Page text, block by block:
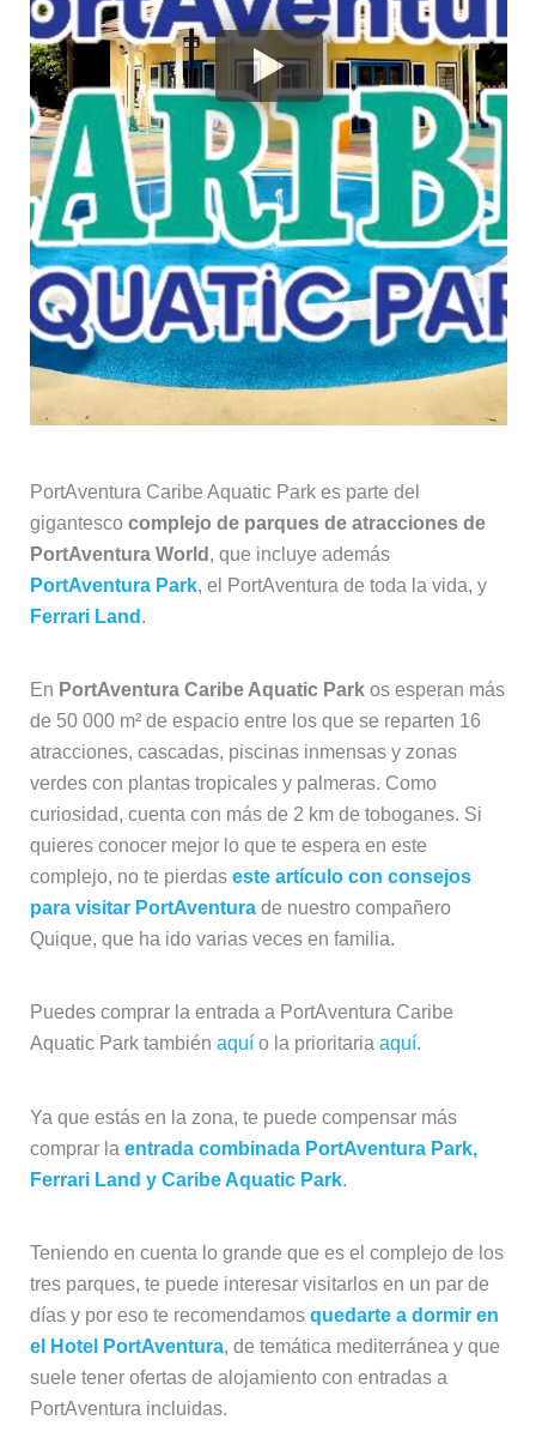
PortAventura Caribe Aquatic Park es parte del
gigantesco complejo de parques de atracciones de
PortAventura World , que incluye además
PortAventura Park, el PortAventura de toda la vida, y
Ferrari Land .
En PortAventura Caribe Aquatic Parkos esperan más
de 50 000 m² de espacio entre los que se reparten 16
atracciones, cascadas, piscinas inmensas y zonas
verdes con plantas tropicales y palmeras. Como
curiosidad, cuenta con más de 2 km de toboganes. Si
quieres conocer mejor lo que te espera en este
complejo, no te pierdas este artículo con consejos
para visitar PortAventurade nuestro compañero
Quique, que ha ido varias veces en familia.
Puedes comprar la entrada a PortAventura Caribe
Aquatic Park también aquí o la prioritaria aquí.
Ya que estás en la zona, te puede compensar más
comprar la entrada combinada PortAventura Park,
Ferrari Land y Caribe Aquatic Park.
Teniendo en cuenta lo grande que es el complejo de los
tres parques, te puede interesar visitarlos en un par de
días y por eso te recomendamos quedarte a dormir en
el Hotel PortAventura, de temática mediterránea y que
suele tener ofertas de alojamiento con entradas a
PortAventura incluidas.